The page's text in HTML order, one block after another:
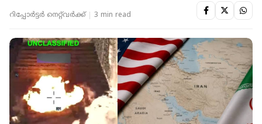
റിപ്പോർട്ടർ നെറ്റ്‌വര്‍ക്ക്‌ 3 min read